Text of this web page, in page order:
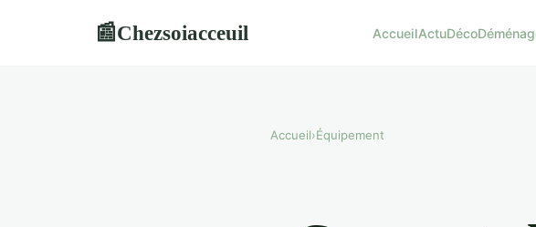
📰Chezsoiacceuil AccueilActuDéco
Accueil›Équipement